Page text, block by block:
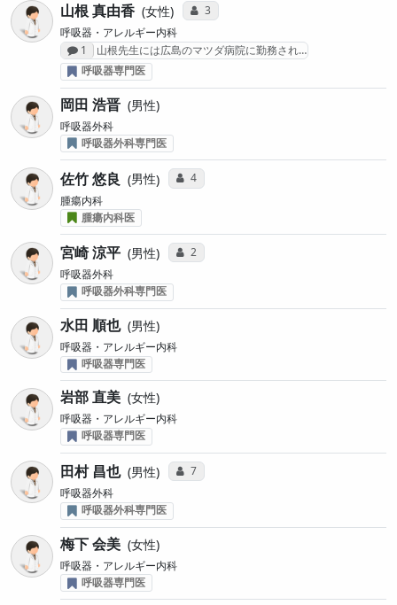
山根 真由香 女性 コミュニケーション・タイプ投票数
3
呼吸器・アレルギー内科
感想投稿数
1
山根先生には広島のマツダ病院に勤務され…
呼吸器専門医
岡田 浩晋 男性
呼吸器外科
呼吸器外科専門医
佐竹 悠良 男性 コミュニケーション・タイプ投票数
4
腫瘍内科
腫瘍内科医
宮崎 涼平 男性 コミュニケーション・タイプ投票数
2
呼吸器外科
呼吸器外科専門医
水田 順也 男性
呼吸器・アレルギー内科
呼吸器専門医
岩部 直美 女性
呼吸器・アレルギー内科
呼吸器専門医
田村 昌也 男性 コミュニケーション・タイプ投票数
7
呼吸器外科
呼吸器外科専門医
梅下 会美 女性
呼吸器・アレルギー内科
呼吸器専門医